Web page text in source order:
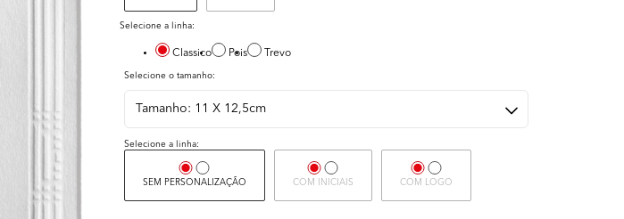
Selecione a linha:
Classico Pois Trevo
Selecione a linha:
SEM PERSONALIZAÇÃO COM INICIAIS COM LOGO
Selecione o tamanho: